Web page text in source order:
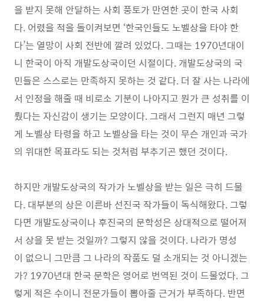
을 받지 못해 안달하는 사회 풍토가 만연한 곳이 한국 사회
다. 어렸을 적을 돌이켜보면 ‘한국인들도 노벨상을 타야 한
다’는 열망이 사회 전반에 깔려 있었다. 그때는 1970년대이
니 한국이 아직 개발도상국이던 시절이다. 개발도상국의 국
민들은 스스로는 만족하지 못하는 것 같다. 더 잘 사는 나라에
서 인정을 해줄 때 비로소 기분이 나아지고 뭔가 큰 성취를 이
뤘다는 자신감이 생기는 모양이다. 그래서 그런지 매년 그렇
게 노벨상 타령을 하고 노벨상을 타는 것이 무슨 개인과 국가
의 위대한 목표라도 되는 것처럼 부추기곤 했던 것이다.
하지만 개발도상국의 작가가 노벨상을 받는 일은 극히 드물
다. 대부분의 상은 이른바 선진국 작가들이 독식해왔다. 그렇
다면 개발도상국이나 후진국의 문학성은 상대적으로 떨어져
서 상을 못 받는 것일까? 그렇지 않을 것이다. 나라가 명성
이 없으니 그만큼 그 나라의 작품도 덜 소개되는 것 아니겠는
가? 1970년대 한국 문학은 영어로 번역된 것이 드물었다. 그
렇게 적은 수이니 전문가들이 뽑아줄 근거가 부족하다. 반면